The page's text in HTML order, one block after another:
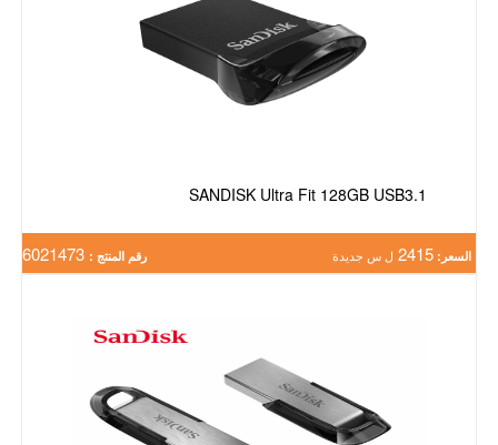
SANDISK Ultra Fit 128GB USB3.1
السعر: 2415 ل س جديدة رقم المنتج :